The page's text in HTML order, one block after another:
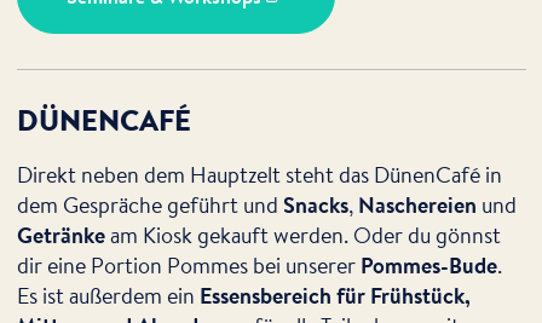
DÜNENCAFÉ
Direkt neben dem Hauptzelt steht das DünenCafé in
dem Gespräche geführt und Snacks,Naschereien und
Getränkeam Kiosk gekauft werden. Oder du gönnst
dir eine Portion Pommes bei unsererPommes-Bude.
Es ist außerdem ein Essensbereich für Frühstück,